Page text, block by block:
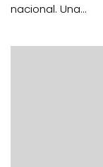
nacional. Una...